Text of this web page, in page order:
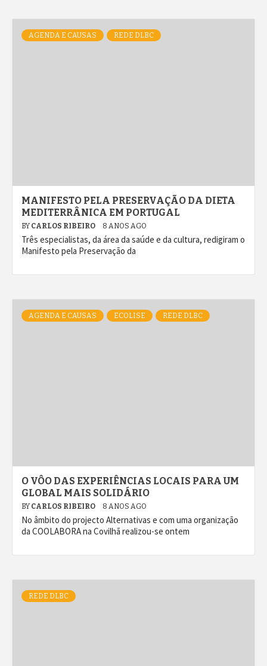
AGENDA E CAUSAS REDE DLBC
MANIFESTO PELA PRESERVAÇÃO DA DIETA
MEDITERRÂNICA EM PORTUGAL
BY CARLOS RIBEIRO 8 ANOS AGO
Três especialistas, da área da saúde e da cultura, redigiram o
Manifesto pela Preservação da
AGENDA E CAUSAS ECOLISE REDE DLBC
O VÔO DAS EXPERIÊNCIAS LOCAIS PARA UM
GLOBAL MAIS SOLIDÁRIO
BY CARLOS RIBEIRO 8 ANOS AGO
No âmbito do projecto Alternativas e com uma organização
da COOLABORA na Covilhã realizou-se ontem
REDE DLBC